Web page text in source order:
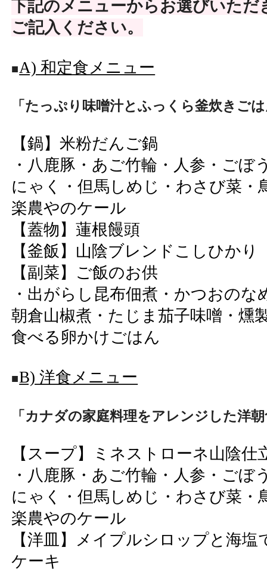
下記のメニューからお選びいただ
ご記入ください。
■A) 和定食メニュー
「たっぷり味噌汁とふっくら釜炊きご
【鍋】米粉だんご鍋
・八鹿豚・あご竹輪・人参・ごぼ
にゃく・但馬しめじ・わさび菜・
楽農やのケール
【蓋物】蓮根饅頭
【釜飯】山陰ブレンドこしひかり
【副菜】ご飯のお供
・出がらし昆布佃煮・かつおのな
朝倉山椒煮・たじま茄子味噌・燻
食べる卵かけごはん
■B) 洋食メニュー
「カナダの家庭料理をアレンジした洋
【スープ】ミネストローネ山陰仕
・八鹿豚・あご竹輪・人参・ごぼ
にゃく・但馬しめじ・わさび菜・
楽農やのケール
【洋皿】メイプルシロップと海塩
ケーキ